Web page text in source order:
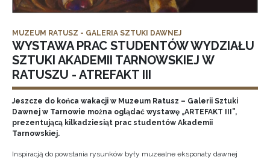
MUZEUM RATUSZ - GALERIA SZTUKI DAWNEJ
WYSTAWA PRAC STUDENTÓW WYDZIAŁU
SZTUKI AKADEMII TARNOWSKIEJ W
RATUSZU - ATREFAKT III
Jeszcze do końca wakacji w Muzeum Ratusz – Galerii Sztuki
Dawnej w Tarnowie można oglądać wystawę „ARTEFAKT III”,
prezentującą kilkadziesiąt prac studentów Akademii
Tarnowskiej.
Inspiracją do powstania rysunków były muzealne eksponaty dawnej